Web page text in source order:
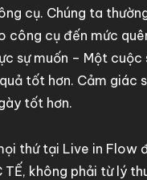
cụ. Chúng ta
công cụ đến mức
sự muốn – Một cuộc
tốt hơn. Cảm giác
tốt hơn.
thứ tại Live in Flow
TẾ, không phải từ lý